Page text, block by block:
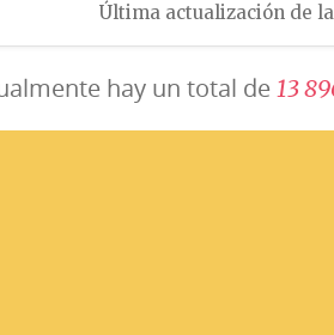
Última actualización de
hay un total de 1389